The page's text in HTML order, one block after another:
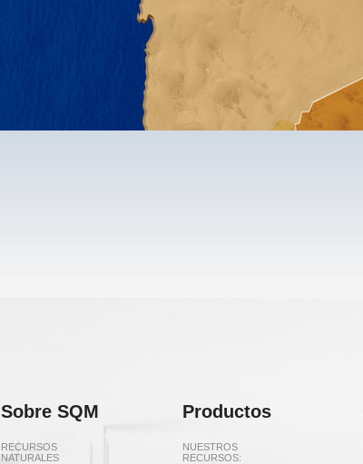
Sobre SQM
RECURSOS
NATURALES
Productos
NUESTROS
RECURSOS: